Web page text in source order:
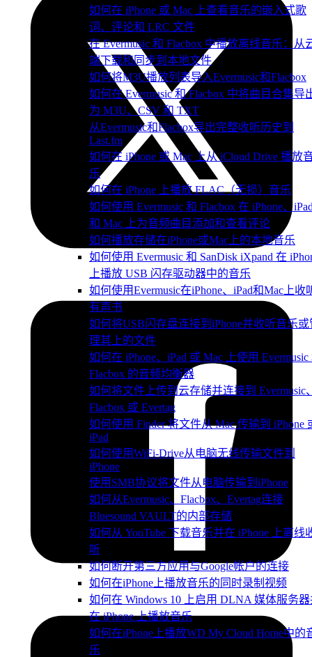
如何在 iPhone 或 Mac 上查看音乐的嵌入式歌
词、评论和 LRC 文件
在 Evermusic 和 Flacbox 中播放离线音乐：从
端下载和同步到本地文件
如何将M3U播放列表导入Evermusic和Flacbox
如何在 Evermusic 和 Flacbox 中将曲目合集导
为 M3U、CSV 和 TXT
从Evermusic和Flacbox导出完整收听历史到
Last.fm
如何在 iPhone 或 Mac 上从 iCloud Drive 播放
乐
如何在 iPhone 上播放 FLAC（无损）音乐
如何使用 Evermusic 和 Flacbox 在 iPhone、
和 Mac 上为音频曲目添加和查看评论
如何播放存储在iPhone或Mac上的本地音乐
如何使用 Evermusic 和 SanDisk iXpand 在
上播放 USB 闪存驱动器中的音乐
如何使用Evermusic在iPhone、iPad和Mac上收
有声书
如何将USB闪存盘连接到iPhone并收听音乐或
理其上的文件
如何在 iPhone、iPad 或 Mac 上使用 Evermusic
Flacbox 的音频均衡器
如何将文件上传到云存储并连接到 Evermusic
Flacbox 或 Evertag
如何使用 Finder 将文件从 Mac 传输到 iPhone
iPad
如何使用WiFi-Drive从电脑无线传输文件到
iPhone
使用SMB协议将文件从电脑传输到iPhone
如何从Evermusic、Flacbox、Evertag连接
Bluesound VAULT的内部存储
如何从 YouTube 下载音乐并在 iPhone 上离线
听
如何断开第三方应用与Google帐户的连接
如何在iPhone上播放音乐的同时录制视频
如何在 Windows 10 上启用 DLNA 媒体服务
在 iPhone 上播放音乐
如何在iPhone上播放WD My Cloud Home中的
乐